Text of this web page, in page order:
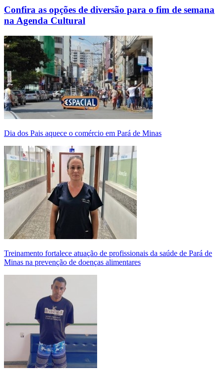
Confira as opções de diversão para o fim de semana
na Agenda Cultural
Dia dos Pais aquece o comércio em Pará de Minas
Treinamento fortalece atuação de profissionais da saúde de Pará de
Minas na prevenção de doenças alimentares